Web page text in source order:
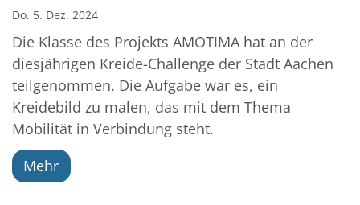
Do. 5. Dez. 2024
Die Klasse des Projekts AMOTIMA hat an der
diesjährigen Kreide-Challenge der Stadt Aachen
teilgenommen. Die Aufgabe war es, ein
Kreidebild zu malen, das mit dem Thema
Mobilität in Verbindung steht.
Mehr